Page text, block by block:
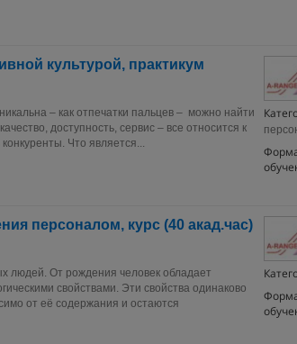
культурой, практикум
– как отпечатки пальцев – можно найти
доступность, сервис – все относится к
Что является...
персоналом, курс (40 акад.час)
людей. От рождения человек обладает
свойствами. Эти свойства одинаково
от её содержания и остаются